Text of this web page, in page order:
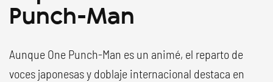
Punch-Man
Aunque One Punch-Man es un animé, el reparto de
voces japonesas y doblaje internacional destaca en